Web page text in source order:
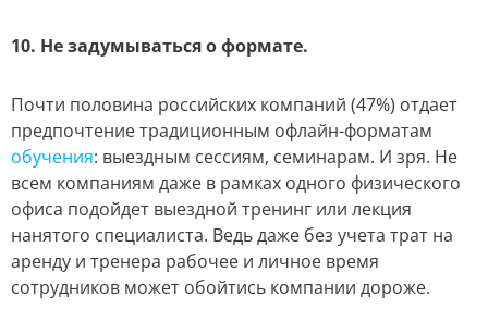
10. Не задумываться о формате.
Почти половина российских компаний (47%) отдает
предпочтение традиционным офлайн-форматам
обучения: выездным сессиям, семинарам. И зря. Не
всем компаниям даже в рамках одного физического
офиса подойдет выездной тренинг или лекция
нанятого специалиста. Ведь даже без учета трат на
аренду и тренера рабочее и личное время
сотрудников может обойтись компании дороже.